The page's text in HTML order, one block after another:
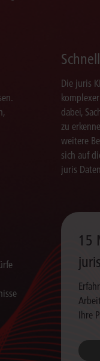
Die juris
dabei,
zu
weitere
sich auf
juris
15
Ihre